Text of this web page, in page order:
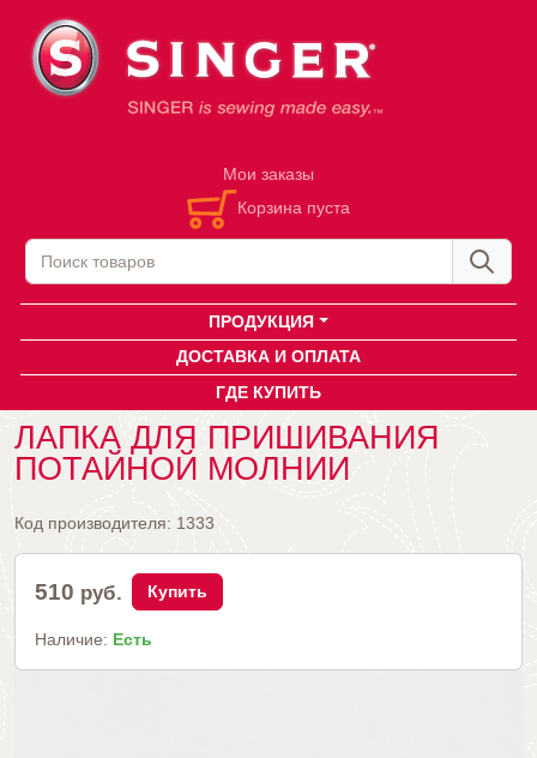
Мои заказы
Корзина пуста
ПРОДУКЦИЯ
ДОСТАВКА И ОПЛАТА
ГДЕ КУПИТЬ
ЛАПКА ДЛЯ ПРИШИВАНИЯ
ПОТАЙНОЙ МОЛНИИ
Код производителя: 1333
510 руб. Купить
Наличие: Есть